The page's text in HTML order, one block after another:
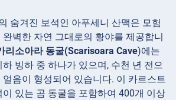
숨겨진 보석인 아푸세니 산맥은 모험
벽한 자연 그대로의 황야를 제공합니
리소아라 동굴(Scarisoara Cave)에는
빙하 중 하나가 있으며, 수천 년 전으
음이 형성되어 있습니다. 이 카르스트
있는 곰 동굴을 포함하여 400개 이상